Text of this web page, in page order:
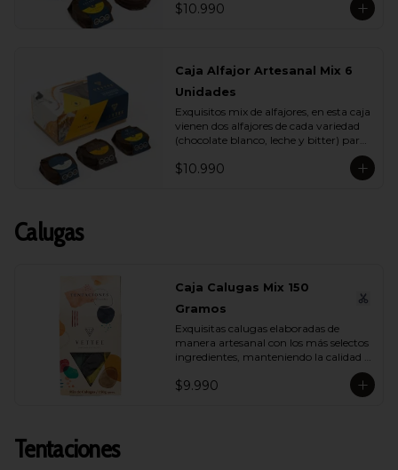
compartir con quienes más queremos.
$10.990
Caja Alfajor Artesanal Mix 6
Unidades
Exquisitos mix de alfajores, en esta caja
vienen dos alfajores de cada variedad
(chocolate blanco, leche y bitter) para
querido.
$10.990
Calugas
Caja Calugas Mix 150
Gramos
Exquisitas calugas elaboradas de
manera artesanal con los más selectos
ingredientes, manteniendo la calidad
propia de Vettel. Encuéntralas en sus
distintas variedades para que
$9.990
Tentaciones